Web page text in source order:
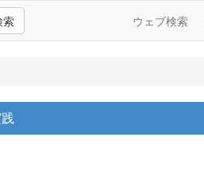
索 ウェブ検索